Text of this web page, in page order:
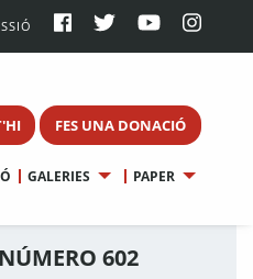
FES UNA DONACIÓ
GALERIES PAPER
NÚMERO 602